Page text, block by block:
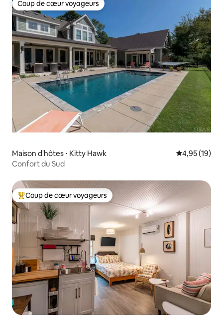
Coup de cœur voyageurs
Coup de cœur voyageurs
Maison d'hôtes ⋅ Kitty Hawk Évaluation
4,95 (19)
Confort du Sud
Coups de cœur voyageurs les plus appréciés
Coup de cœur voyageurs